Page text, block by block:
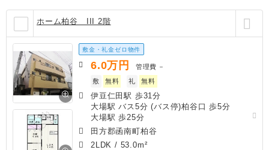
ホーム柏谷 III 2階
敷金・礼金ゼロ物件
6.0万円 管理費 －
敷
無料 礼 無料
伊豆仁田駅 歩31分
大場駅 バス5分 (バス停)柏谷口 歩5分
大場駅 歩25分
田方郡函南町柏谷
2LDK / 53.0m²